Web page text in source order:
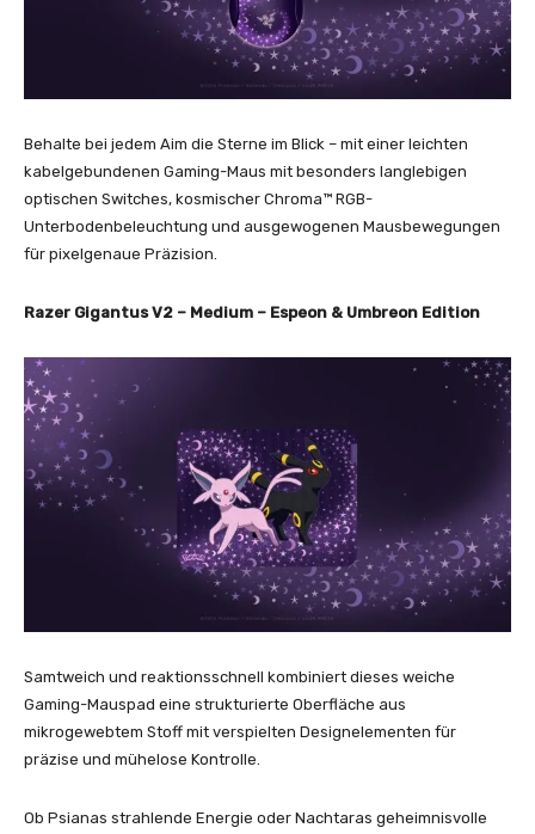
Behalte bei jedem Aim die Sterne im Blick – mit einer leichten
kabelgebundenen Gaming-Maus mit besonders langlebigen
optischen Switches, kosmischer Chroma™ RGB-
Unterbodenbeleuchtung und ausgewogenen Mausbewegungen
für pixelgenaue Präzision.
Razer Gigantus V2 – Medium – Espeon & Umbreon Edition
Samtweich und reaktionsschnell kombiniert dieses weiche
Gaming-Mauspad eine strukturierte Oberfläche aus
mikrogewebtem Stoff mit verspielten Designelementen für
präzise und mühelose Kontrolle.
Ob Psianas strahlende Energie oder Nachtaras geheimnisvolle